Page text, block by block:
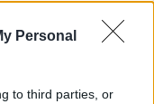
Personal
to third parties, or
reale?